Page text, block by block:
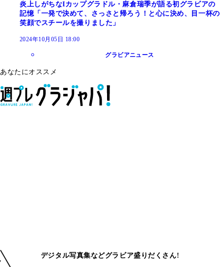
炎上しがちなIカップグラドル・麻倉瑞季が語る初グラビアの
記憶「一発で決めて、さっさと帰ろう！と心に決め、目一杯の
笑顔でスチールを撮りました」
2024年10月05日 18:00
グラビアニュース
あなたにオススメ
デジタル写真集などグラビア盛りだくさん!